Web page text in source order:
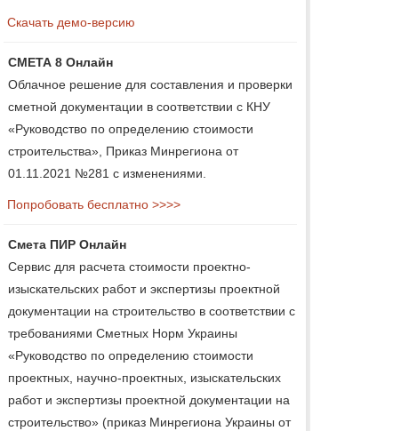
Скачать демо-версию
СМЕТА 8 Онлайн
Облачное решение для составления и проверки
сметной документации в соответствии с КНУ
«Руководство по определению стоимости
строительства», Приказ Минрегиона от
01.11.2021 №281 с изменениями.
Попробовать бесплатно >>>>
Смета ПИР Онлайн
Сервис для расчета стоимости проектно-
изыскательских работ и экспертизы проектной
документации на строительство в соответствии с
требованиями Сметных Норм Украины
«Руководство по определению стоимости
проектных, научно-проектных, изыскательских
работ и экспертизы проектной документации на
строительство» (приказ Минрегиона Украины от